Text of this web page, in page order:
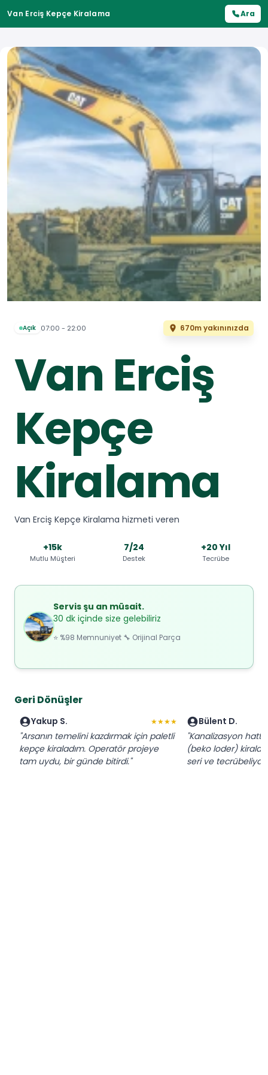
Van Erciş Kepçe Kiralama Ara
Açık 07:00 - 22:00 670m yakınınızda
Van Erciş
Kepçe
Kiralama
Van Erciş Kepçe Kiralama hizmeti veren
+15k
Mutlu Müşteri
7/24
Destek
+20 Yıl
Tecrübe
Servis şu an müsait.
30 dk içinde size gelebiliriz
⭐ %98 Memnuniyet 🔧 Orijinal Parça
Geri Dönüşler
Yakup S. ★★★★
"Arsanın temelini kazdırmak için paletli
kepçe kiraladım. Operatör projeye
tam uydu, bir günde bitirdi."
Bülent D.
"Kanalizasyon
(beko loder)
seri ve tecrübeliydi."